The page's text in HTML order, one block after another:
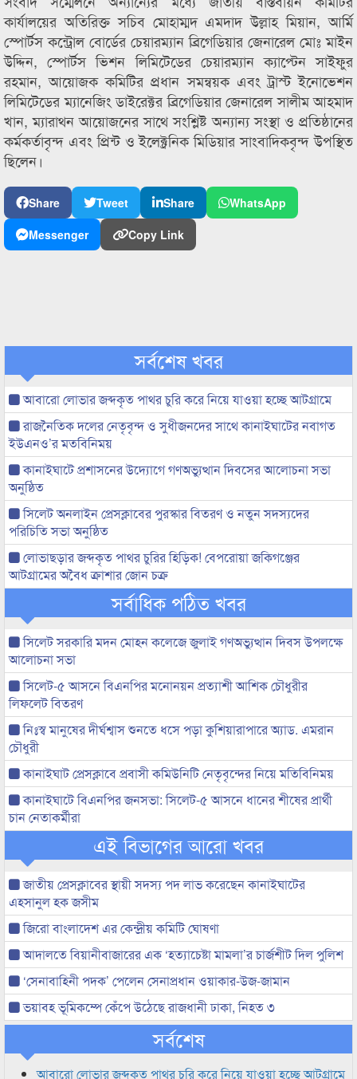
কার্যালয়ের অতিরিক্ত সচিব মোহাম্মদ এমদাদ উল্লাহ মিয়ান, আর্মি
স্পোর্টস কন্ট্রোল বোর্ডের চেয়ারম্যান ব্রিগেডিয়ার জেনারেল মোঃ মাইন
উদ্দিন, স্পোর্টস ভিশন লিমিটেডের চেয়ারম্যান ক্যাপ্টেন সাইফুর
রহমান, আয়োজক কমিটির প্রধান সমন্বয়ক এবং ট্রাস্ট ইনোভেশন
লিমিটেডের ম্যানেজিং ডাইরেক্টর ব্রিগেডিয়ার জেনারেল সালীম আহমাদ
খান, ম্যারাথন আয়োজনের সাথে সংশ্লিষ্ট অন্যান্য সংস্থা ও প্রতিষ্ঠানের
কর্মকর্তাবৃন্দ এবং প্রিন্ট ও ইলেক্ট্রনিক মিডিয়ার সাংবাদিকবৃন্দ উপস্থিত
ছিলেন।
Share Tweet Share
WhatsApp
Messenger
Copy Link
সর্বশেষ খবর
আবারো লোভার জব্দকৃত পাথর চুরি করে নিয়ে যাওয়া হচ্ছে আটগ্রামে
রাজনৈতিক দলের নেতৃবৃন্দ ও সুধীজনদের সাথে কানাইঘাটের নবাগত
ইউএনও’র মতবিনিময়
কানাইঘাটে প্রশাসনের উদ্যোগে গণঅভ্যুত্থান দিবসের আলোচনা সভা
অনুষ্ঠিত
সিলেট অনলাইন প্রেসক্লাবের পুরস্কার বিতরণ ও নতুন সদস্যদের
পরিচিতি সভা অনুষ্ঠিত
লোভাছড়ার জব্দকৃত পাথর চুরির হিড়িক! বেপরোয়া জকিগঞ্জের
আটগ্রামের অবৈধ ক্রাশার জোন চক্র
সর্বাধিক পঠিত খবর
সিলেট সরকারি মদন মোহন কলেজে জুলাই গণঅভ্যুত্থান দিবস উপলক্ষে
আলোচনা সভা
সিলেট-৫ আসনে বিএনপির মনোনয়ন প্রত্যাশী আশিক চৌধুরীর
লিফলেট বিতরণ
নিঃস্ব মানুষের দীর্ঘশ্বাস শুনতে ধসে পড়া কুশিয়ারাপারে অ্যাড. এমরান
চৌধুরী
কানাইঘাট প্রেসক্লাবে প্রবাসী কমিউনিটি নেতৃবৃন্দের নিয়ে মতিবিনিময়
কানাইঘাটে বিএনপির জনসভা: সিলেট-৫ আসনে ধানের শীষের প্রার্থী
চান নেতাকর্মীরা
এই বিভাগের আরো খবর
জাতীয় প্রেসক্লাবের স্থায়ী সদস্য পদ লাভ করেছেন কানাইঘাটের
এহসানুল হক জসীম
জিরো বাংলাদেশ এর কেন্দ্রীয় কমিটি ঘোষণা
আদালতে বিয়ানীবাজারের এক ‘হত্যাচেষ্টা মামলা’র চার্জশীট দিল পুলিশ
‘সেনাবাহিনী পদক’ পেলেন সেনাপ্রধান ওয়াকার-উজ-জামান
ভয়াবহ ভূমিকম্পে কেঁপে উঠেছে রাজধানী ঢাকা, নিহত ৩
সর্বশেষ
আবারো লোভার জব্দকৃত পাথর চুরি করে নিয়ে যাওয়া হচ্ছে আটগ্রামে